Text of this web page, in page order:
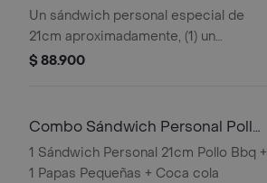
Un sándwich personal especial de
21cm aproximadamente, (1) un
sándwich personal ropa vieja o pollo
limonadas 16oz o (2) dos gaseosas
personal con arequipe
$ 88.900
Combo Sándwich Personal Pollo
BBQ
1 Sándwich Personal 21cm Pollo Bbq +
1 Papas Pequeñas + Coca cola